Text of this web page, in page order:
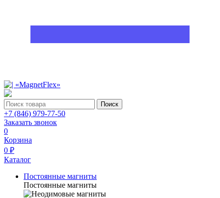
Поиск
+7 (846) 979-77-50
Заказать звонок
0
Корзина
0 ₽
Каталог
Постоянные магниты
Постоянные магниты